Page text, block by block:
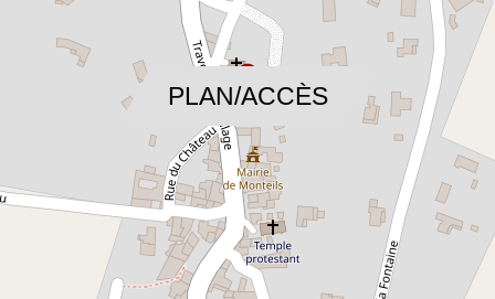
PLAN/ACCÈS
location_on